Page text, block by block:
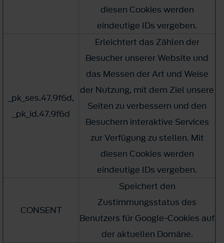
diesen Cookies werden
eindeutige IDs vergeben.
_pk_ses.47.9f6d,
_pk_id.47.9f6d
Erleichtert das Zählen der
Besucher unserer Website und
das Messen der Art und Weise
der Nutzung, mit dem Ziel unsere
Seiten zu verbessern und den
Besuchern interaktive Services
zur Verfügung zu stellen. Mit
diesen Cookies werden
eindeutige IDs vergeben.
CONSENT
Speichert den
Zustimmungsstatus des
Benutzers für Google-Cookies auf
der aktuellen Domäne.